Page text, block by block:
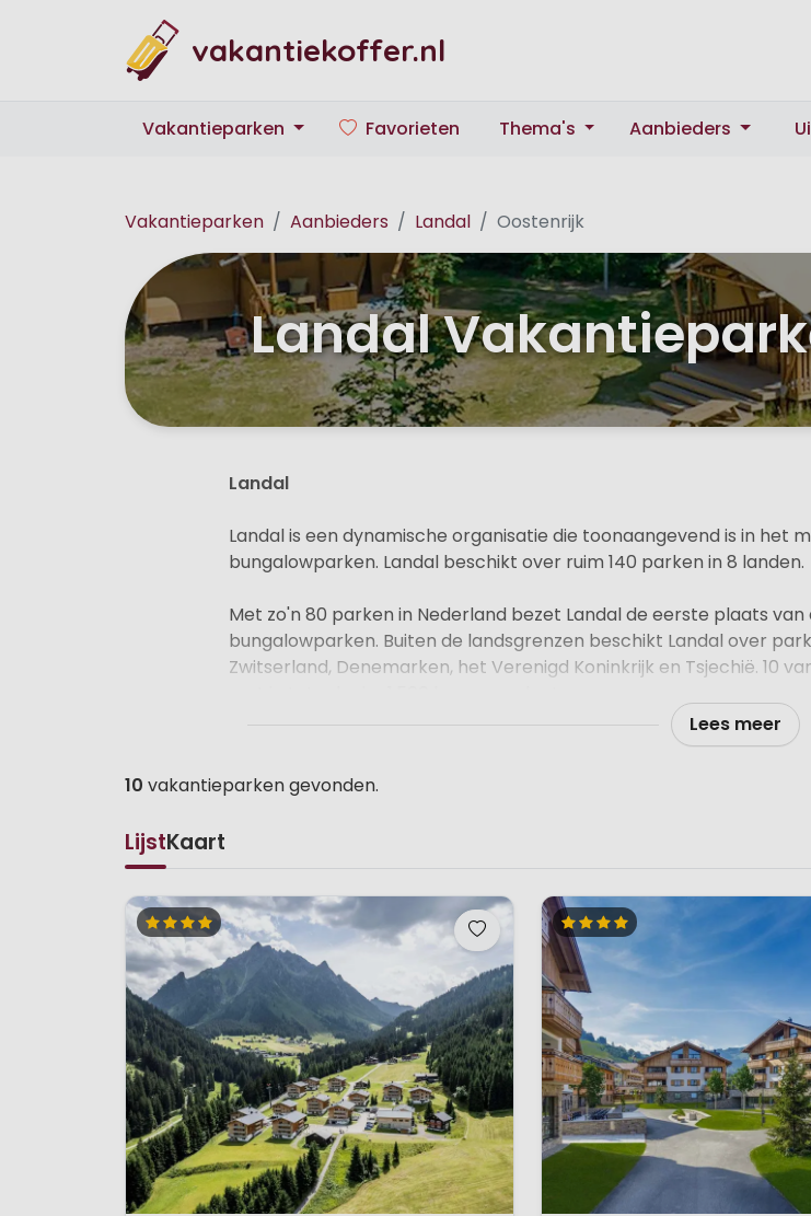
vakantiekoffer.nl
Vakantieparken Favorieten Thema's Aanbieders
Vakantieparken Aanbieders Landal Oostenrijk
Landal
Landal
Landal is een dynamische organisatie die toonaangevend is in het
bungalowparken. Landal beschikt over ruim 140 parken in 8 landen.
Met zo'n 80 parken in Nederland bezet Landal de eerste plaats
bungalowparken. Buiten de landsgrenzen beschikt Landal over
Zwitserland, Denemarken, het Verenigd Koninkrijk en Tsjechië. 10
Landal onderscheidt zich van andere aanbieders door het open
ruimte en natuur zijn de belangrijkste karakteristieken van de
beweegredenen waarom gasten voor Landal kiezen. Landal voelt
Lees meer
10 vakantieparken gevonden.
LijstKaart